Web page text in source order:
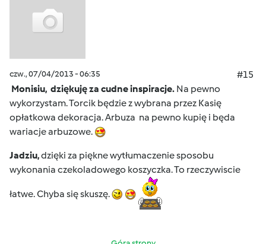
czw., 07/04/2013 - 06:35
#15
Monisiu, dziękuję za cudne inspiracje. Na pewno
wykorzystam. Torcik będzie z wybrana przez Kasię
opłatkowa dekoracja. Arbuza na pewno kupię i będa
wariacje arbuzowe.
Jadziu,dzięki za piękne wytłumaczenie sposobu
wykonania czekoladowego koszyczka. To rzeczywiscie
łatwe. Chyba się skuszę.